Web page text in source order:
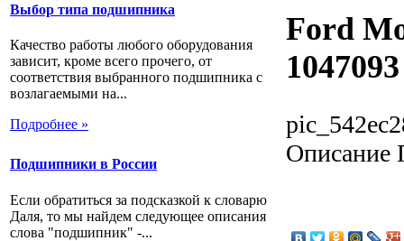
Выбор типа подшипника
Качество работы любого оборудования
зависит, кроме всего прочего, от
соответствия выбранного подшипника с
возлагаемыми на...
Подробнее »
Подшипники в России
Если обратиться за подсказкой к словарю
Даля, то мы найдем следующее описания
слова "подшипник" -...
Ford
1047093
Описание